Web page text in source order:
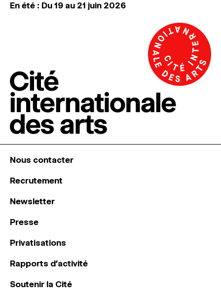
En été : Du 19 au 21 juin 2026
Nous contacter
Recrutement
Newsletter
Presse
Privatisations
Rapports d’activité
Soutenir la Cité